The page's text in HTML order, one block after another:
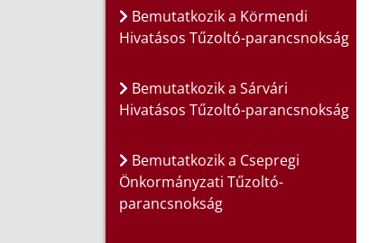
Bemutatkozik a Körmendi
Hivatásos Tűzoltó-parancsnokság
Bemutatkozik a Sárvári
Hivatásos Tűzoltó-parancsnokság
Bemutatkozik a Csepregi
Önkormányzati Tűzoltó-
parancsnokság